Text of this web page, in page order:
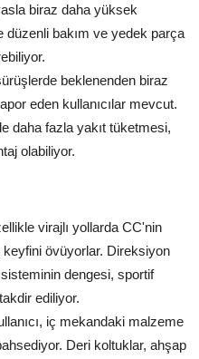
biraz daha yüksek
düzenli bakım ve yedek parça
beklenenden biraz
eden kullanıcılar mevcut.
daha fazla yakıt tüketmesi,
olabiliyor.
virajlı yollarda CC'nin
övüyorlar. Direksiyon
dengesi, sportif
ediliyor.
iç mekandaki malzeme
Deri koltuklar, ahşap